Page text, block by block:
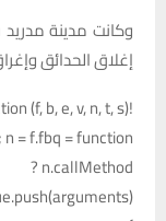
وكانت مدينة
إغلاق الحدائق
!function (f, b, e, v, n, t, s) {
f.fbq = function () {
n.callMethod ?